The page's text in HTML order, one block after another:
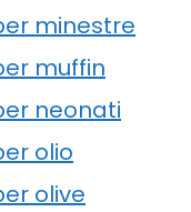
minestre
muffin
neonati
olio
olive